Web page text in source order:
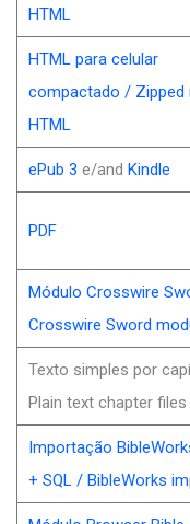
HTML
HTML para celular
compactado / Zipped
HTML
ePub 3 e/and Kindle
PDF
Módulo Crosswire
Crosswire Sword
Texto simples por
Plain text chapter files
Importação
+ SQL / BibleWorks